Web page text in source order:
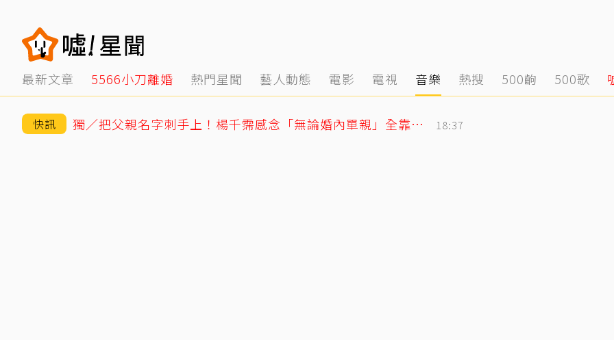
最新文章 5566小刀離婚 熱門星聞 藝人動態 電影 電視 音樂 熱搜 500齣 500歌
快訊 獨／把父親名字刺手上！楊千霈感念「無論婚內單親」全靠老爸當後盾 18:37